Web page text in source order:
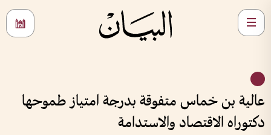
عالية بن خماس متفوقة بدرجة امتياز طموحها
دكتوراه الاقتصاد والاستدامة